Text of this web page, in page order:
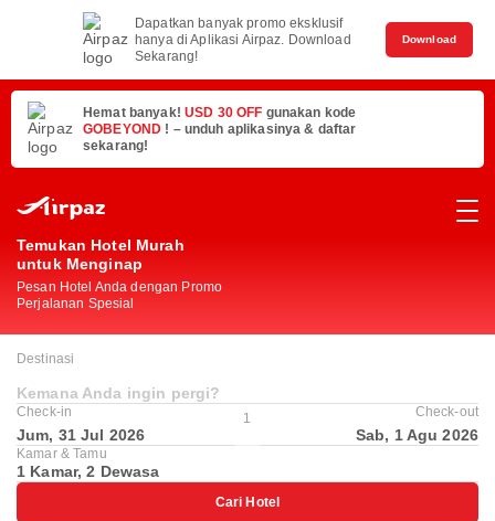
Dapatkan banyak promo eksklusif
hanya di Aplikasi Airpaz. Download
Sekarang!
Download
Hemat banyak! USD 30 OFF gunakan kode
GOBEYOND ! – unduh aplikasinya & daftar
sekarang!
Temukan Hotel Murah
untuk Menginap
Pesan Hotel Anda dengan Promo
Perjalanan Spesial
Destinasi
Kemana Anda ingin pergi?
Check-in
Jum, 31 Jul 2026
1 Check-out
Sab, 1 Agu 2026
Kamar & Tamu
1 Kamar, 2 Dewasa
Cari Hotel